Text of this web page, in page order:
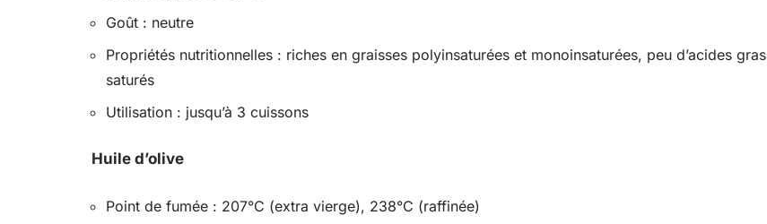
Goût : neutre
Propriétés nutritionnelles : riches en graisses polyinsaturées et monoinsaturées, peu d’acides gras
saturés
Utilisation : jusqu’à 3 cuissons
Huile d’olive
Point de fumée : 207°C (extra vierge), 238°C (raffinée)